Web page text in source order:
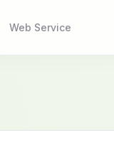
Web Service